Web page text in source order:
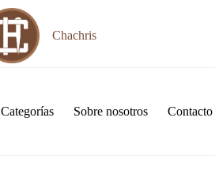
Chachris
Categorías Sobre nosotros Contacto